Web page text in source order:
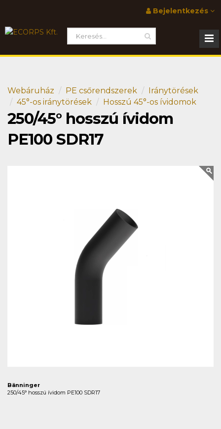
Bejelentkezés
Webáruház PE csőrendszerek
Iránytörések
45°-os iránytörések
Hosszú 45°-os ívidomok
250/45° hosszú ívidom
PE100 SDR17
Bänninger
250/45° hosszú ívidom PE100 SDR17